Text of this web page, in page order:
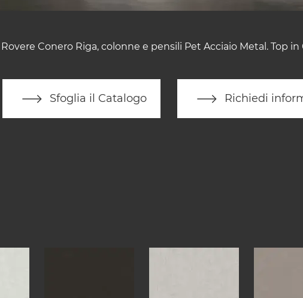
Conero Riga, colonne e pensili Pet Acciaio Metal. Top
Sfoglia il Catalogo Richiedi